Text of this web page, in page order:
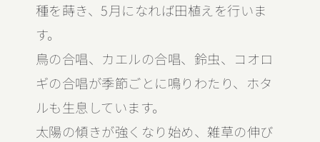
種を蒔き、5月になれば田植えを行いま
す。
鳥の合唱、カエルの合唱、鈴虫、コオロ
ギの合唱が季節ごとに鳴りわたり、ホタ
ルも生息しています。
太陽の傾きが強くなり始め、雑草の伸び